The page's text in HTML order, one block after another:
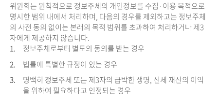
위원회는 원칙적으로 정보주체의 개인정보를 수집·이용 목적으로
명시한 범위 내에서 처리하며, 다음의 경우를 제외하고는 정보주체
의 사전 동의 없이는 본래의 목적 범위를 초과하여 처리하거나 제3
자에게 제공하지 않습니다.
1.
정보주체로부터 별도의 동의를 받는 경우
2.
법률에 특별한 규정이 있는 경우
3.
명백히 정보주체 또는 제3자의 급박한 생명, 신체 재산의 이익
을 위하여 필요하다고 인정되는 경우